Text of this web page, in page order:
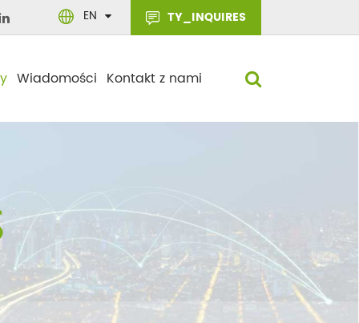
EN TY_INQUIRES
Wiadomości Kontakt z nami